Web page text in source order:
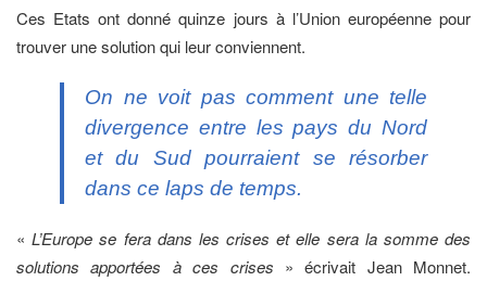
Ces Etats ont donné quinze jours à l’Union européenne pour
trouver une solution qui leur conviennent.
On ne voit pas comment une telle
divergence entre les pays du Nord
et du Sud pourraient se résorber
dans ce laps de temps.
«L’Europe se fera dans les crises et elle sera la somme des
solutions apportées à ces crises » écrivait Jean Monnet.